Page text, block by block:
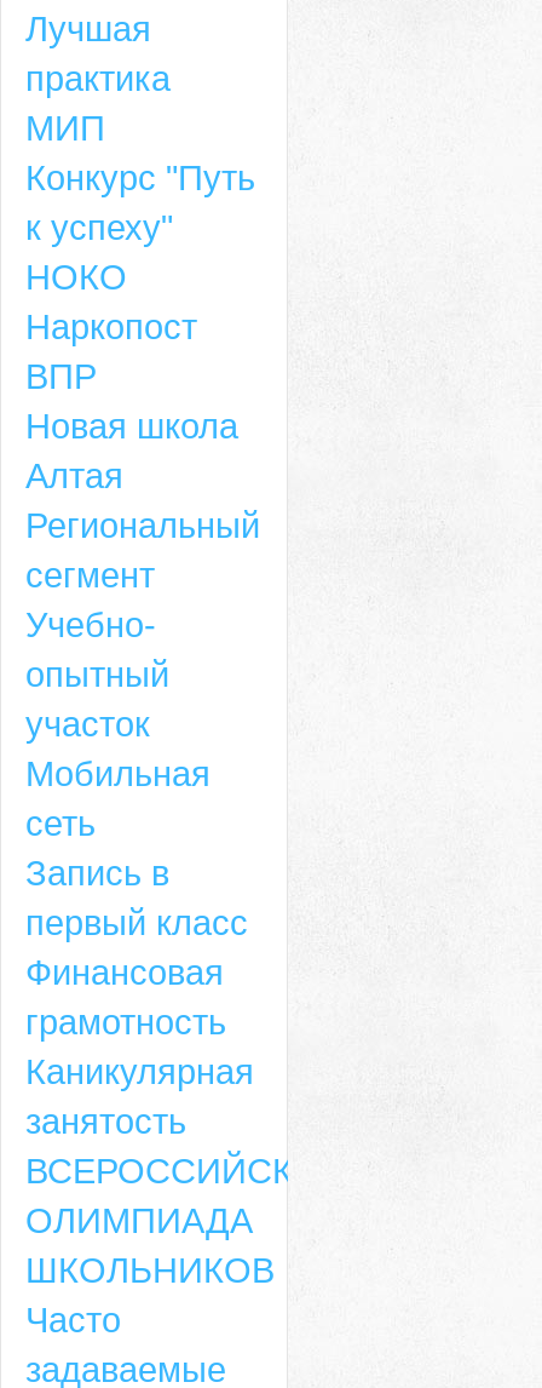
Лучшая
практика
МИП
Конкурс "Путь
к успеху"
НОКО
Наркопост
ВПР
Новая школа
Алтая
Региональный
сегмент
Учебно-
опытный
участок
Мобильная
сеть
Запись в
первый класс
Финансовая
грамотность
Каникулярная
занятость
ВСЕРОССИЙСКАЯ
ОЛИМПИАДА
ШКОЛЬНИКОВ
Часто
задаваемые